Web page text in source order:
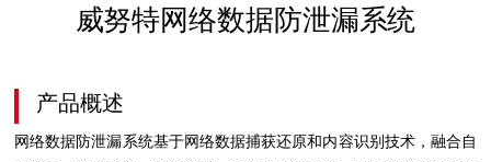
威努特网络数据防泄漏系统
产品概述
网络数据防泄漏系统基于网络数据捕获还原和内容识别技术，融合自